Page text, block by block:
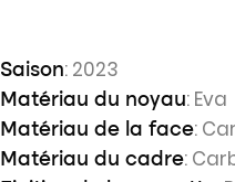
Saison: 2023
Matériau du noyau: Eva
Matériau de la face:
Matériau du cadre: